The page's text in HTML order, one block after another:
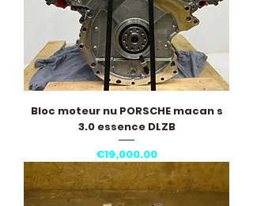
Bloc moteur nu PORSCHE macan s
3.0 essence DLZB
Price
€19,000.00